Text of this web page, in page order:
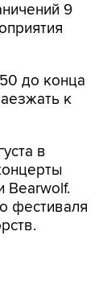
9
до конца
к
в
Bearwolf.
фестиваля